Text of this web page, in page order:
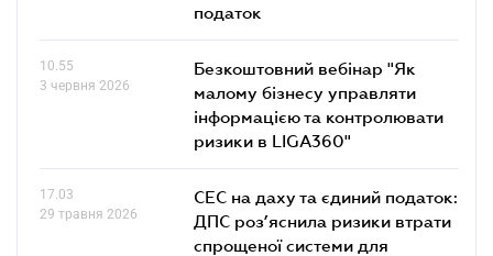
податок
10.55
3 червня 2026
Безкоштовний вебінар "Як
малому бізнесу управляти
інформацією та контролювати
ризики в LIGA360"
17.03
29 травня 2026
СЕС на даху та єдиний податок:
ДПС роз’яснила ризики втрати
спрощеної системи для